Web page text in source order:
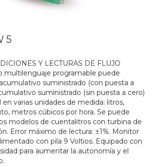
5
Y LECTURAS DE FLUJO
multilenguaje programable puede
suministrado (con puesta a
suministrado (sin puesta a cero)
varias unidades de medida: litros,
metros cúbicos por hora. Se puede
modelos de cuentalitros con turbina de
Error máximo de lectura: ±1%. Monitor
con pila 9 Voltios. Equipado con
para aumentar la autonomía y el